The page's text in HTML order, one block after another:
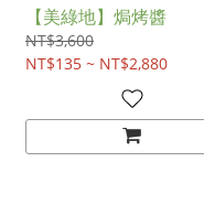
【美綠地】焗烤醬
NT$3,600
NT$135 ~ NT$2,880